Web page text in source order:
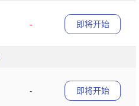
-
即将开始
-
即将开始